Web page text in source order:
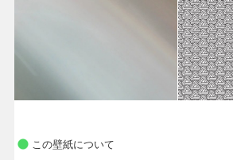
この壁紙について